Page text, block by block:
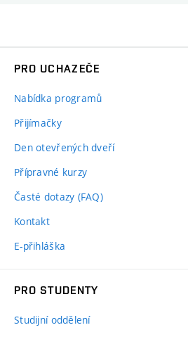
PRO UCHAZEČE
Nabídka programů
Přijímačky
Den otevřených dveří
Přípravné kurzy
Časté dotazy (FAQ)
Kontakt
E-přihláška
PRO STUDENTY
Studijní oddělení